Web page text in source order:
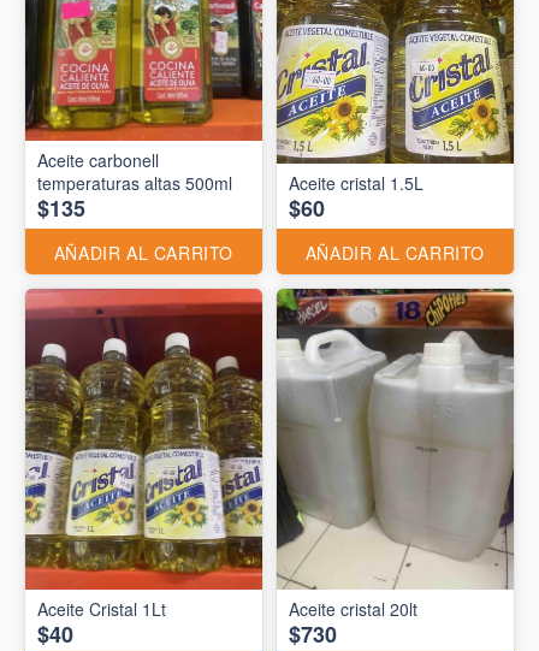
Aceite carbonell
temperaturas altas 500ml
$135
AÑADIR AL CARRITO
Aceite cristal 1.5L
$60
AÑADIR AL CARRITO
Aceite Cristal 1Lt
$40
Aceite cristal 20lt
$730